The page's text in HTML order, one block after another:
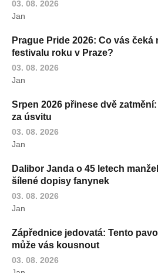
03. 08. 2026
Jan
Prague Pride 2026: Co vás čeká
festivalu roku v Praze?
03. 08. 2026
Jan
Srpen 2026 přinese dvě
za úsvitu
03. 08. 2026
Jan
Dalibor Janda o 45 letech
šílené dopisy fanynek
03. 08. 2026
Jan
Zápřednice jedovatá: Tento
může vás kousnout
03. 08. 2026